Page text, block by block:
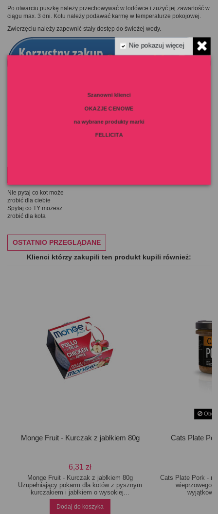
Po otwarciu puszkę należy przechowywać w lodówce i zużyć jej zawartość w
ciągu max. 3 dni. Kotu należy podawać karmę w temperaturze pokojowej.
Zwierzęciu należy zapewnić stały dostęp do świeżej wody.
Nie pytaj co kot może
zrobić dla ciebie
Spytaj co TY możesz
zrobić dla kota
OSTATNIO PRZEGLĄDANE
Klienci którzy zakupili ten produkt kupili również:
Monge Fruit - Kurczak z jabłkiem 80g
6,31 zł
Monge Fruit - Kurczak z jabłkiem 80g
Uzupełniający pokarm dla kotów z pysznym
kurczakiem i jabłkiem o wysokiej...
Dodaj do koszyka
Cats Plate
Cats Plate Pork -
wieprzowego
Nie pokazuj więcej
Szanowni klienci
OKAZJE CENOWE
na wybrane produkty marki
FELLICITA